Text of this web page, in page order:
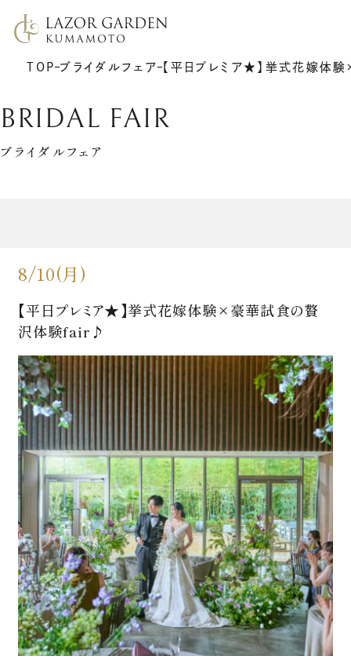
7F リアトゥーナ
6F グラシエント
サポート
料理
衣裳
ギャラリー
ゲストの皆さまへ
少人数結婚式のご案内
ご宴会・会議でのご利用
コマーシャル撮影施設貸しのご案内
来館予約
資料請求
プラン
TOP ブライダルフェア 【平日プレミア★】挙式花嫁
BRIDAL FAIR
ブライダルフェア
8/10(月)
【平日プレミア★】挙式花嫁体験×豪華試食の贅
沢体験fair♪